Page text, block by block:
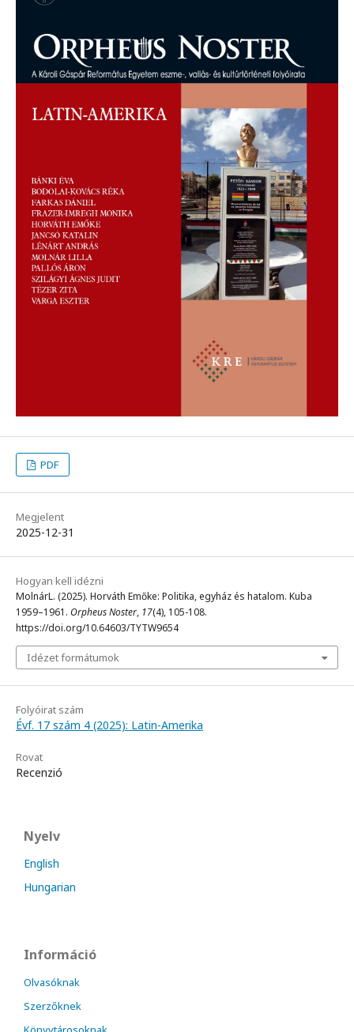
PDF
Megjelent
2025-12-31
Hogyan kell idézni
MolnárL. (2025). Horváth Emőke: Politika, egyház és hatalom. Kuba
1959–1961. Orpheus Noster, 17(4), 105-108.
https://doi.org/10.64603/TYTW9654
Idézet formátumok
Folyóirat szám
Évf. 17 szám 4 (2025): Latin-Amerika
Rovat
Recenzió
Nyelv
English
Hungarian
Információ
Olvasóknak
Szerzőknek